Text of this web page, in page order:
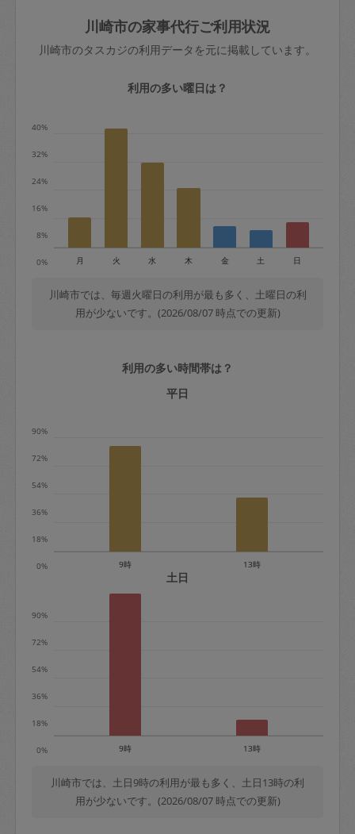
依頼者不在による当日キャンセル＝依頼
金額の100%＋交通費全額
※例：依頼日時／土曜日午前9時開始の場
金曜日9時～土曜日8時まで＝依頼金額の
土曜日8時〜実施時間＝依頼金額の100%
＋交通費全額
依頼者不在による当日キャンセル＝依頼
金額の100%＋交通費全額
定期契約をキャンセルする場合、毎週定
期は月2回まで隔週定期は月1回までキャ
※キャンセル料金の設定について：
定期依頼1回（3時間）の金額とスポット
きた場合は損害保険の対象外となるので
ご注意ください。
玉、など
あわせてこちらも参照ください：初めて
はありますか？
川崎市の家事代行ご利用状況
川崎市のタスカジの利用データを元に掲載しています。
利用の多い曜日は？
0%
8%
16%
24%
32%
40%
月 火 水 木 金 土 日
川崎市では、毎週火曜日の利用が最も多く、土曜日の利
用が少ないです。(2026/08/07 時点での更新)
利用の多い時間帯は？
平日
0%
18%
36%
54%
72%
90%
9時 13時
土日
0%
18%
36%
54%
72%
90%
9時 13時
川崎市では、土日9時の利用が最も多く、土日13時の利
用が少ないです。(2026/08/07 時点での更新)